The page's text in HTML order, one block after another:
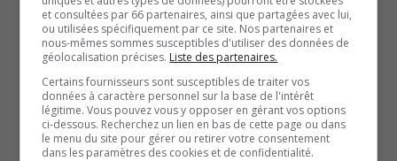
Commentaires
SOUTENIR NOS MÉDIAS, C’EST PROTÉGER NOTRE
CULTURE ET NOTRE ÉCONOMIE
et consultées par 66 partenaires, ainsi que partagées avec lui,
ou utilisées spécifiquement par ce site. Nos partenaires et
nous-mêmes sommes susceptibles d'utiliser des données de
géolocalisation précises. Liste des partenaires.
Certains fournisseurs sont susceptibles de traiter vos
données à caractère personnel sur la base de l'intérêt
légitime. Vous pouvez vous y opposer en gérant vos options
ci-dessous. Recherchez un lien en bas de cette page ou dans
le menu du site pour gérer ou retirer votre consentement
dans les paramètres des cookies et de confidentialité.